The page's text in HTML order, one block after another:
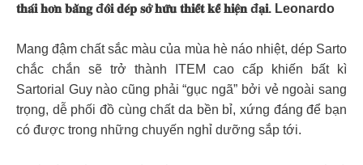
𝐭𝐡𝐚́𝐢 𝐡𝐨̛𝐧 𝐛𝐚̆̀𝐧𝐠 đ𝐨̂𝐢 𝐝𝐞́𝐩 𝐬𝐨̛̉ 𝐡𝐮̛̃𝐮 𝐭𝐡𝐢𝐞̂́𝐭 𝐤𝐞̂́ 𝐡𝐢𝐞̣̂𝐧 đ𝐚̣𝐢. Leonardo
Mang đậm chất sắc màu của mùa hè náo nhiệt, dép Sarto
chắc chắn sẽ trở thành ITEM cao cấp khiến bất kì
Sartorial Guy nào cũng phải “gục ngã” bởi vẻ ngoài sang
trọng, dễ phối đồ cùng chất da bền bỉ, xứng đáng để bạn
có được trong những chuyến nghỉ dưỡng sắp tới.